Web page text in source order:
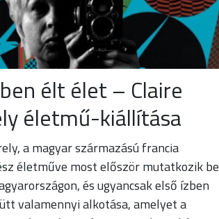
élt élet – Claire
életmű-kiállítása
a magyar származású francia
életműve most először mutatkozik be
és ugyancsak első ízben
valamennyi alkotása, amelyet a